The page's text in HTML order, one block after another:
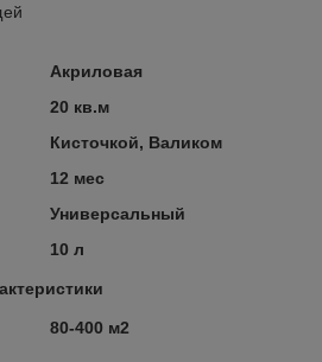
Акриловая
20 кв.м
Кисточкой, Валиком
12 мес
Универсальный
10 л
80-400 м2